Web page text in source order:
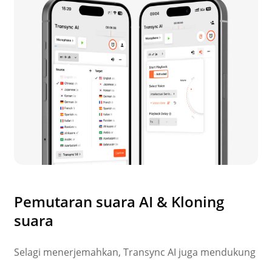
Pemutaran suara AI & Kloning
suara
Selagi menerjemahkan, Transync AI juga mendukung